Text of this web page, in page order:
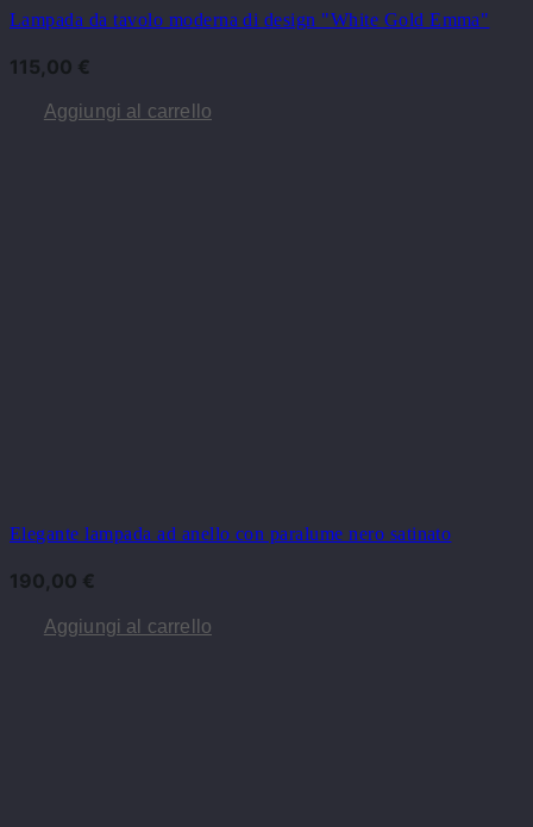
Lampada da tavolo moderna di design "White Gold Emma"
115,00 €
Aggiungi al carrello
Elegante lampada ad anello con paralume nero satinato
190,00 €
Aggiungi al carrello